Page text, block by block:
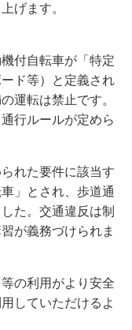
げます。
付自転車が「特定
ド等）と定義され
運転は禁止です。
行ルールが定めら
れた要件に該当す
」とされ、歩道通
た。交通違反は制
が義務づけられま
の利用がより安全
していただけるよ